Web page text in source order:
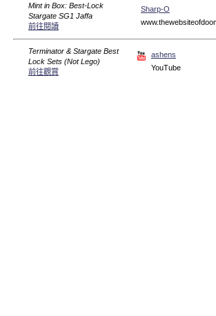
Mint in Box: Best-Lock
Stargate SG1 Jaffa
前往閱讀
Sharp-O
Terminator & Stargate Best
Lock Sets (Not Lego)
前往觀賞
ashens
YouTube